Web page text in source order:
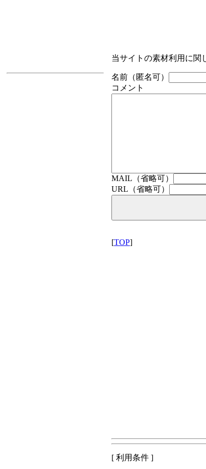
当サイトの素材利用に関
名前（匿名可）
コメント
MAIL（省略可）
URL（省略可）
[TOP]
[ 利用条件 ]